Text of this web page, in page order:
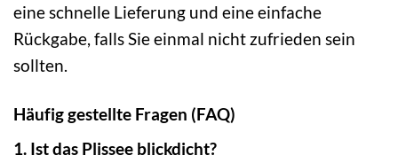
eine schnelle Lieferung und eine einfache
Rückgabe, falls Sie einmal nicht zufrieden sein
sollten.
Häufig gestellte Fragen (FAQ)
1. Ist das Plissee blickdicht?